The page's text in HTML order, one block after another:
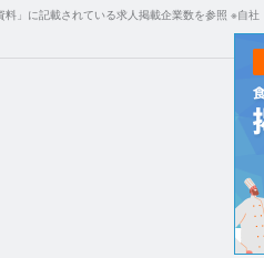
」に記載されている求人掲載企業数を参照 ※自社